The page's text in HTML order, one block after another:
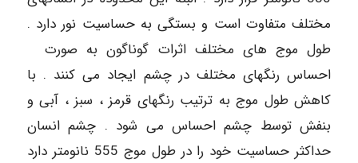
مختلف متفاوت است و بستگی به حساسیت نور دارد .
طول موج های مختلف اثرات گوناگون به صورت
احساس رنگهای مختلف در چشم ایجاد می کنند . با
کاهش طول موج به ترتیب رنگهای قرمز ، سبز ، آبی و
بنفش توسط چشم احساس می شود . چشم انسان
حداکثر حساسیت خود را در طول موج 555 نانومتر دارد